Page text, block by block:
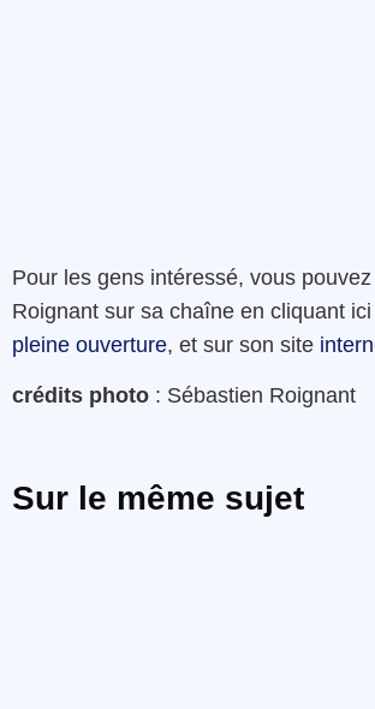
Pour les gens intéressé, vous
Roignant sur sa chaîne en cliquant ici
pleine ouverture, et sur son site
crédits photo : Sébastien Roignant
Sur le même sujet